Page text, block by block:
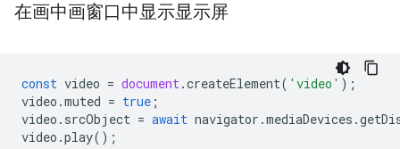
在画中画窗口中显示显示屏
const video = document.createElement( 'video' );
video .muted = true ;
video . srcObject = await navigator .mediaDevices .
video .play();